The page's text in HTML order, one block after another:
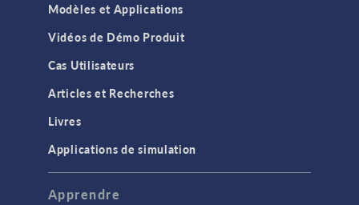
Modèles et Applications
Vidéos de Démo Produit
Cas Utilisateurs
Articles et Recherches
Livres
Applications de simulation
Apprendre